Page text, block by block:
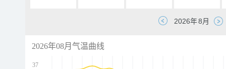
2026年08月气温曲线
37